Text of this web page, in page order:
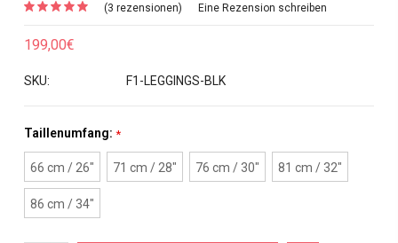
(3 rezensionen) Eine Rezension schreiben
199,00€
SKU: F1-LEGGINGS-BLK
Taillenumfang: *
66 cm / 26" 71 cm / 28" 76 cm / 30" 81 cm / 32"
86 cm / 34"